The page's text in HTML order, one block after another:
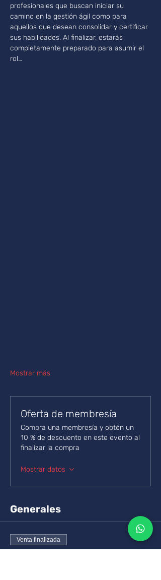
profesionales que buscan iniciar su
camino en la gestión ágil como para
aquellos que desean consolidar y certificar
sus habilidades. Al finalizar, estarás
completamente preparado para asumir el
rol…
Mostrar más
Oferta de membresía
Compra una membresía y obtén un
10 % de descuento en este evento al
finalizar la compra
Mostrar datos
Generales
Venta finalizada